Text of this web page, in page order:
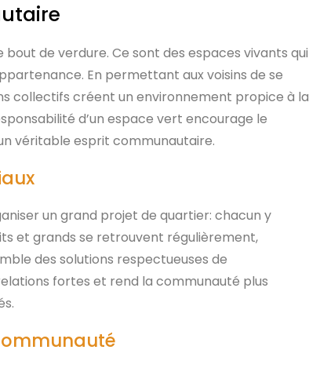
de verdure. Ce sont des espaces vivants qui
En permettant aux voisins de se
collectifs créent un environnement propice à la
d’un espace vert encourage le
véritable esprit communautaire.
un grand projet de quartier: chacun y
et grands se retrouvent régulièrement,
des solutions respectueuses de
fortes et rend la communauté plus